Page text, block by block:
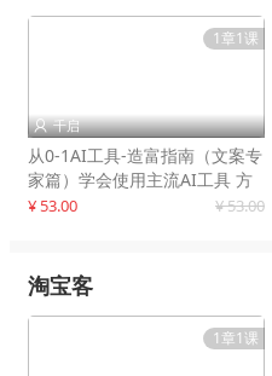
1章1课
 千启
从0-1AI工具-造富指南（文案专
家篇）学会使用主流AI工具 方
法和心法的融合
¥ 53.00 ¥ 53.00
淘宝客
1章1课